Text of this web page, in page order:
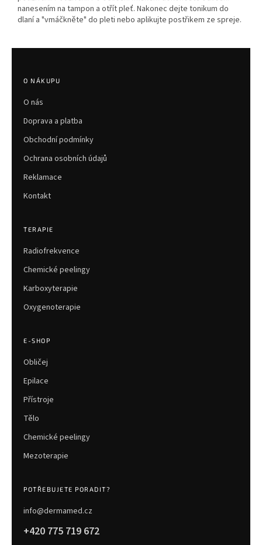
nanesením na tampon a otřít pleť. Nakonec dejte tonikum do
dlaní a "vmáčkněte" do pleti nebo aplikujte postřikem ze spreje.
O NÁKUPU
O nás
Doprava a platba
Obchodní podmínky
Ochrana osobních údajů
Reklamace
Kontakt
TERAPIE
Radiofrekvence
Chemické peelingy
Karboxyterapie
Oxygenoterapie
E-SHOP
Obličej
Epilace
Přístroje
Tělo
Chemické peelingy
Mezoterapie
POTŘEBUJETE PORADIT?
info@dermamed.cz
+420 775 719 672